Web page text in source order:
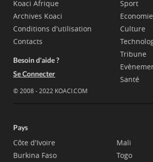
Koaci Afrique
Archives Koaci
Conditions d'utilisation
Contacts
Besoin d'aide ?
Se Connecter
© 2008 - 2022 KOACI.COM
Sport
Economie
Culture
Tribune
Santé
Pays
Côte d'Ivoire
Burkina Faso
Mali
Togo